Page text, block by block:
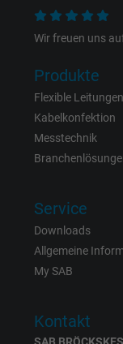
Wir freuen uns
Produkte
Flexible Leitungen
Kabelkonfektion
Messtechnik
Service
Downloads
Allgemeine
My SAB
Kontakt